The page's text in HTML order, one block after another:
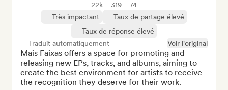
22k 319
74
Très impactant
Taux de partage élevé
Taux de réponse élevé
Traduit automatiquement
Voir l'original
Mais Faixas offers a space for promoting and
releasing new EPs, tracks, and albums, aiming to
create the best environment for artists to receive
the recognition they deserve for their work.